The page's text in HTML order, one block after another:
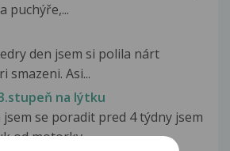
puchýře,...
den jsem si polila nárt
smazeni. Asi...
na lýtku
se poradit pred 4 týdny jsem
od motorky...